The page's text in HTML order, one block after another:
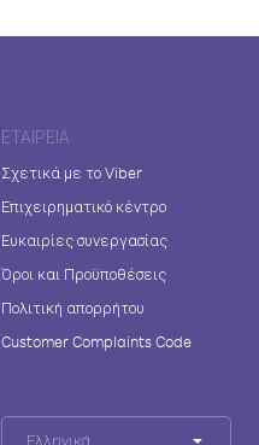
ΕΤΑΙΡΕΊΑ
Σχετικά με το Viber
Επιχειρηματικό κέντρο
Ευκαιρίες συνεργασίας
Όροι και Προϋποθέσεις
Πολιτική απορρήτου
Customer Complaints Code
Ελληνικά